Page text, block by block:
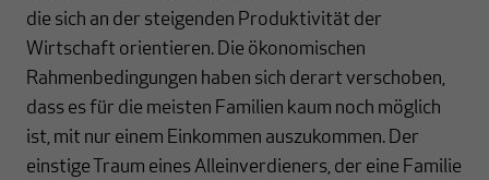
die sich an der steigenden Produktivität der
Wirtschaft orientieren. Die ökonomischen
Rahmenbedingungen haben sich derart verschoben,
dass es für die meisten Familien kaum noch möglich
ist, mit nur einem Einkommen auszukommen. Der
einstige Traum eines Alleinverdieners, der eine Familie